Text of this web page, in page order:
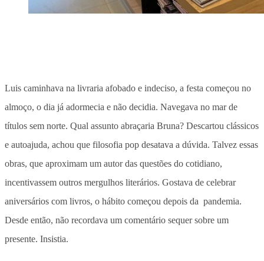
Luis caminhava na livraria afobado e indeciso, a festa começou no
almoço, o dia já adormecia e não decidia. Navegava no mar de
títulos sem norte. Qual assunto abraçaria Bruna? Descartou clássicos
e autoajuda, achou que filosofia pop desatava a dúvida. Talvez essas
obras, que aproximam um autor das questões do cotidiano,
incentivassem outros mergulhos literários. Gostava de celebrar
aniversários com livros, o hábito começou depois da pandemia.
Desde então, não recordava um comentário sequer sobre um
presente. Insistia.